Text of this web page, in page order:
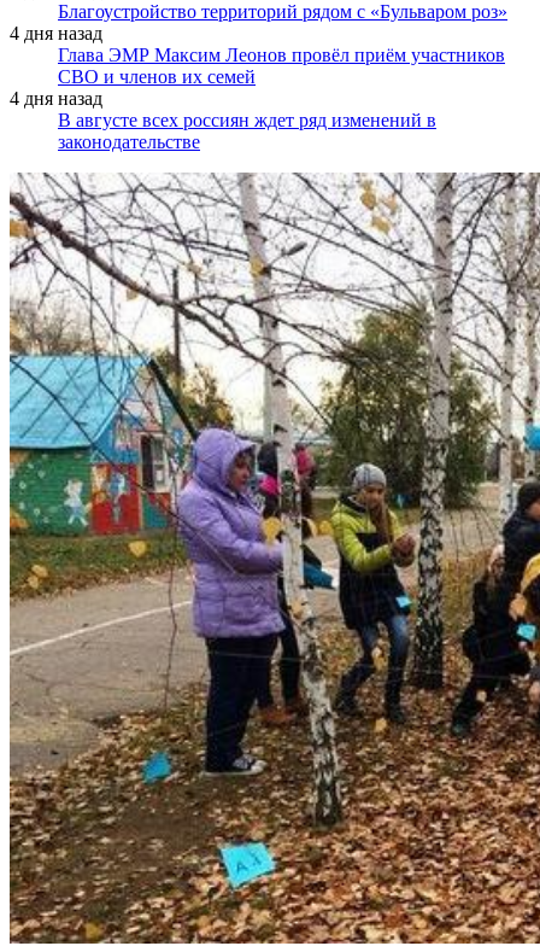
Благоустройство территорий рядом с «Бульваром роз»
4 дня назад
Глава ЭМР Максим Леонов провёл приём участников
СВО и членов их семей
4 дня назад
В августе всех россиян ждет ряд изменений в
законодательстве